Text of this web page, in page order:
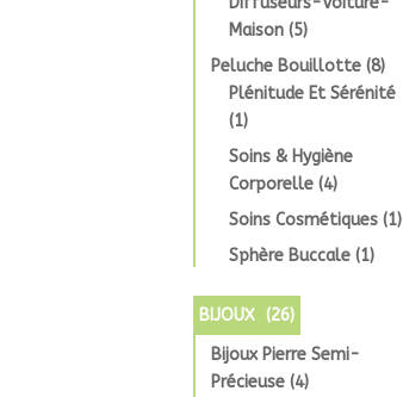
Maison (5)
Peluche Bouillotte (8)
Plénitude Et Sérénité
(1)
Soins & Hygiène
Corporelle (4)
Soins Cosmétiques (1)
Sphère Buccale (1)
BIJOUX (26)
Bijoux Pierre Semi-
Précieuse (4)